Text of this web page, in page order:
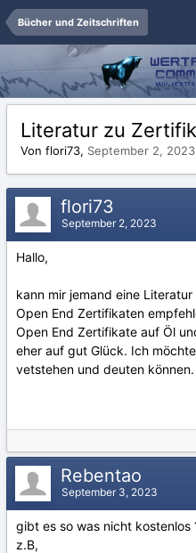
Bücher und Zeitschriften
Literatur zu
Von flori73, September 2, 2023
flori73
September 2, 2023
Hallo,
kann mir jemand eine
Open End Zertifikaten
Open End Zertifikate auf Öl
eher auf gut Glück. Ich
vetstehen und deuten können.
Rebentao
September 3, 2023
gibt es so was nicht kostenlos
z.B,